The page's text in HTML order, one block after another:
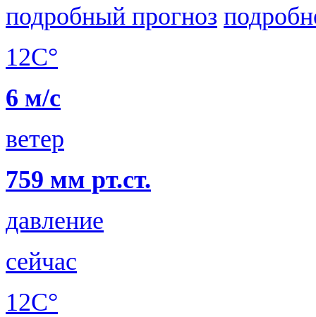
подробный прогноз
12C°
6 м/с
ветер
759 мм рт.ст.
давление
сейчас
12C°